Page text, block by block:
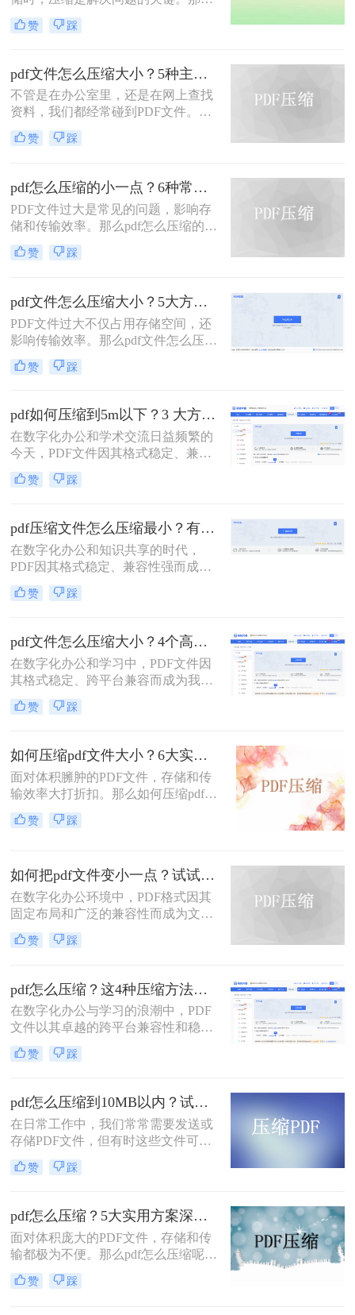
pdf压缩文件怎么压缩最小呢？本文将
介绍几种高效压缩PDF的方法，帮助
赞 踩
pdf文件怎么压缩大小？5种主流压缩方法分享！
不管是在办公室里，还是在网上查找
资料，我们都经常碰到PDF文件。在
工作中，发送邮件需要PDF文件格
式，但太大的PDF文件也是一个棘手
被限制为5M，否则就发送不了。若能
pdf文件怎么压缩大小，那就可轻松上
传。在今天，我们将分享两种简单的
pdf文件压缩方式。
赞 踩
pdf怎么压缩的小一点？6种常用方案详解！
PDF文件过大是常见的问题，影响存
储和传输效率。那么pdf怎么压缩的小
一点呢？本文将详解6种主流压缩方
案，助你快速解决文件体积过大的困
赞 踩
pdf文件怎么压缩大小？5大方法深度解析与实操指南！
PDF文件过大不仅占用存储空间，还
影响传输效率。那么pdf文件怎么压缩
大小呢？本文将系统介绍5种主流压
缩方法，助你精准平衡文件体积与质
赞 踩
pdf如何压缩到5m以下？3 大方法手把手教，轻松过平台限制！
在数字化办公和学术交流日益频繁的
今天，PDF文件因其格式稳定、兼容
性强而成为我们传递信息的主要载
体。然而，一个棘手的问题常常困扰
电子邮件发送简历、在学术平台提交
论文，还是在微信等即时通讯工具中
分享资料，平台往往对附件大小有严
格限制，最常见的门槛就是5MB。一
个几十兆甚至上百兆的PDF文件，不
仅传输耗时，还可能直接导致发送失
赞 踩
pdf压缩文件怎么压缩最小？有效压缩方法终极指南！
在数字化办公和知识共享的时代，
PDF因其格式稳定、兼容性强而成为
文档传输的首选。然而，庞大的PDF
文件时常为我们带来困扰：邮箱附件
下载耗时、设备存储空间告急。pdf压
缩文件怎么压缩最小，成为许多人迫
切需要的技能。
赞 踩
pdf文件怎么压缩大小？4个高效传输与存储方法详解！
在数字化办公和学习中，PDF文件因
其格式稳定、跨平台兼容而成为我们
日常交流的首选格式。然而，过大的
PDF文件——无论是包含大量高分辨
书，还是设计精美的产品手册——都
会给邮件发送、云端存储和即时传输
带来诸多不便。幸运的是，通过一系
列高效的方法，我们可以显著减小
PDF文件的体积，而无需牺牲过多的
可读性。那么pdf文件怎么压缩大小
优化到手动精调，助您轻松驾驭PDF
文件大小。
赞 踩
如何压缩pdf文件大小？6大实用压缩方案深度解析！
面对体积臃肿的PDF文件，存储和传
输效率大打折扣。那么如何压缩pdf文
件大小呢？本文为您梳理6种主流压
缩方案，从原理到实操，助您轻松掌
赞 踩
如何把pdf文件变小一点？试试这两种简单有效的方法压缩大小
在数字化办公环境中，PDF格式因其
固定布局和广泛的兼容性而成为文档
分享的理想选择。然而，当PDF文件
包含大量图像或复杂排版时，其体积
处理带来不便。那么如何把pdf文件变
小一点呢？本文将介绍两种简单有效
的方法来压缩PDF文件大小，帮助您
节省空间并提高工作效率。
赞 踩
pdf怎么压缩？这4种压缩方法助您pdf文件“瘦身”！
在数字化办公与学习的浪潮中，PDF
文件以其卓越的跨平台兼容性和稳定
的格式呈现，成为了我们日常工作、
学习和交流中不可或缺的载体。然
复杂排版的广泛应用，PDF文件的体
积也日益“臃肿”。一个几十兆甚至上
百兆的PDF文件，不仅占用宝贵的存
储空间，更在通过邮件发送、即时通
讯工具传输或上传至云盘时，变得异
常缓慢且不便。
赞 踩
pdf怎么压缩到10MB以内？试试这4个压缩方法！
在日常工作中，我们常常需要发送或
存储PDF文件，但有时这些文件可能
会过大，导致传输不便或者占用过多
存储空间。为了应对这种情况，我们
确保文件大小不超过10MB。那么pdf
怎么压缩到10MB以内呢？本文将介
绍几种常用的PDF压缩方法。
赞 踩
pdf怎么压缩？5大实用方案深度解析！
面对体积庞大的PDF文件，存储和传
输都极为不便。那么pdf怎么压缩呢？
本文将详解5种主流压缩方案，从原
理到实操，助您轻松掌握PDF瘦身技
赞 踩